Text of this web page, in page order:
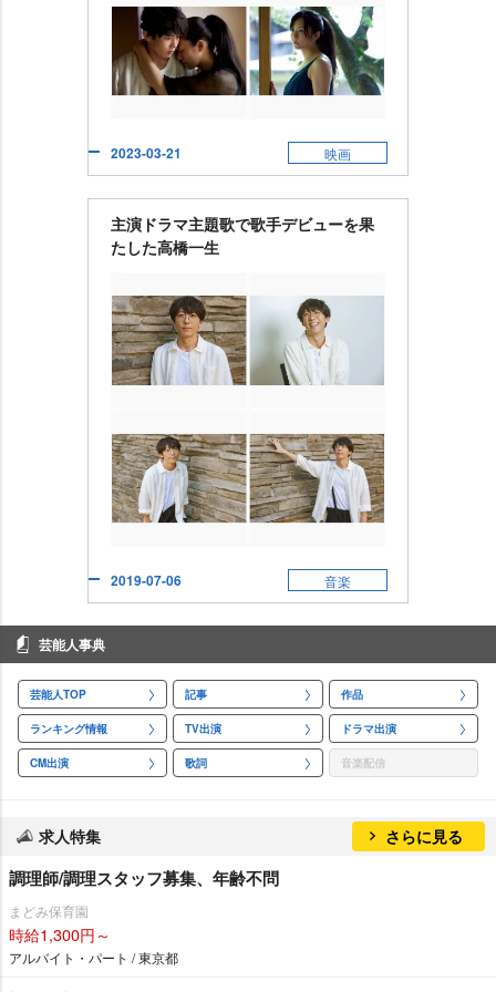
2023-03-21 映画
主演ドラマ主題歌で歌手デビューを果
たした高橋一生
2019-07-06 音楽
芸能人事典
芸能人TOP 記事 作品
ランキング情報 TV出演 ドラマ出演
CM出演 歌詞 音楽配信
求人特集 さらに見る
調理師/調理スタッフ募集、年齢不問
まどみ保育園
時給1,300円～
アルバイト・パート / 東京都